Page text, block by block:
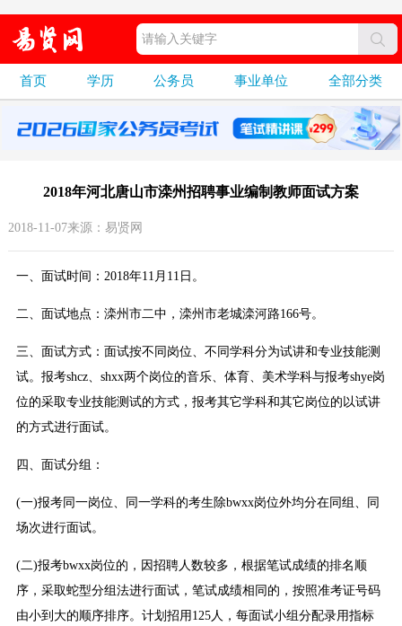
首页 学历 公务员 事业单位 全部分类
2018年河北唐山市滦州招聘事业编制教师面试方案
2018-11-07来源：易贤网
一、面试时间：2018年11月11日。
二、面试地点：滦州市二中，滦州市老城滦河路166号。
三、面试方式：面试按不同岗位、不同学科分为试讲和专业技能测
试。报考shcz、shxx两个岗位的音乐、体育、美术学科与报考shye岗
位的采取专业技能测试的方式，报考其它学科和其它岗位的以试讲
的方式进行面试。
四、面试分组：
(一)报考同一岗位、同一学科的考生除bwxx岗位外均分在同组、同
场次进行面试。
(二)报考bwxx岗位的，因招聘人数较多，根据笔试成绩的排名顺
序，采取蛇型分组法进行面试，笔试成绩相同的，按照准考证号码
由小到大的顺序排序。计划招用125人，每面试小组分配录用指标